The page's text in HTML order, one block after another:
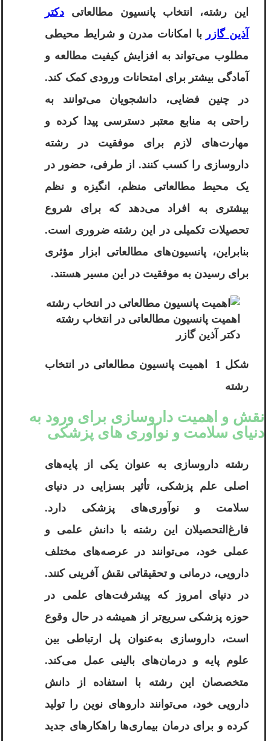
این رشته، انتخاب پانسیون مطالعاتی دکتر
آذین گازر با امکانات مدرن و شرایط محیطی
مطلوب می‌تواند به افزایش کیفیت مطالعه و
آمادگی بیشتر برای امتحانات ورودی کمک کند.
در چنین فضایی، دانشجویان می‌توانند به
راحتی به منابع معتبر دسترسی پیدا کرده و
مهارت‌های لازم برای موفقیت در رشته
داروسازی را کسب کنند. از طرفی، حضور در
یک محیط مطالعاتی منظم، انگیزه و نظم
بیشتری به افراد می‌دهد که برای شروع
تحصیلات تکمیلی در این رشته ضروری است.
بنابراین، پانسیون‌های مطالعاتی ابزار مؤثری
برای رسیدن به موفقیت در این مسیر هستند.
اهمیت پانسیون مطالعاتی در انتخاب رشته
دکتر آ‌‌ذین گازر
شکل 1 اهمیت پانسیون مطالعاتی در انتخاب
رشته
نقش و اهمیت داروسازی برای ورود به
دنیای سلامت و نوآوری های‌ پزشکی
رشته داروسازی به عنوان یکی از پایه‌های
اصلی علم پزشکی، تأثیر بسزایی در دنیای
سلامت و نوآوری‌های پزشکی دارد.
فارغ‌التحصیلان این رشته با دانش علمی و
عملی خود، می‌توانند در عرصه‌های مختلف
دارویی، درمانی و تحقیقاتی نقش آفرینی کنند.
در دنیای امروز که پیشرفت‌های علمی در
حوزه پزشکی سریع‌تر از همیشه در حال وقوع
است، داروسازی به‌عنوان پل ارتباطی بین
علوم پایه و درمان‌های بالینی عمل می‌کند.
متخصصان این رشته با استفاده از دانش
دارویی خود، می‌توانند داروهای نوین را تولید
کرده و برای درمان بیماری‌ها راهکارهای جدید